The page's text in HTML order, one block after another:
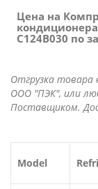
Цена на
кондиционера
C124B030 по
Отгрузка товара
ООО "ПЭК", или
Поставщиком.
Model